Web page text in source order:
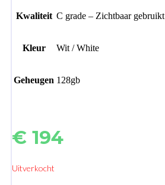
Kwaliteit C grade – Zichtbaar gebruikt
Kleur Wit / White
Geheugen 128gb
€ 194
Uitverkocht